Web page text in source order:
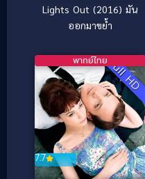
Lights Out (2016) มัน
ออกมาขย้ำ
Full HD
7.7
พากย์ไทย